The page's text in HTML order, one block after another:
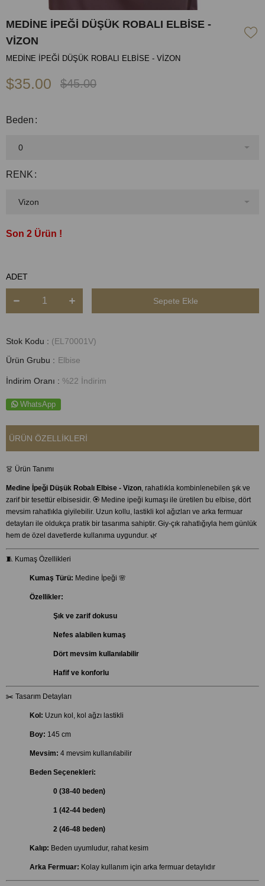
MEDİNE İPEĞİ DÜŞÜK ROBALI ELBİSE -
VİZON
MEDİNE İPEĞİ DÜŞÜK ROBALI ELBİSE - VİZON
$45.00
$35.00
Beden
RENK
2
ADET
Stok Kodu
(EL70001V)
Ürün Grubu : Elbise
İndirim Oranı : %22 İndirim
WhatsApp
ÜRÜN ÖZELLIKLERI
👗 Ürün Tanımı
Medine İpeği Düşük Robalı Elbise - Vizon, rahatlıkla kombinlenebilen şık ve
zarif bir tesettür elbisesidir. 🏵️ Medine ipeği kumaşı ile üretilen bu elbise, dört
mevsim rahatlıkla giyilebilir. Uzun kollu, lastikli kol ağızları ve arka fermuar
detayları ile oldukça pratik bir tasarıma sahiptir. Giy-çık rahatlığıyla hem günlük
hem de özel davetlerde kullanıma uygundur. 🌿
🧵 Kumaş Özellikleri
Kumaş Türü: Medine İpeği 🌸
Özellikler:
Şık ve zarif dokusu
Nefes alabilen kumaş
Dört mevsim kullanılabilir
Hafif ve konforlu
✂️ Tasarım Detayları
Kol: Uzun kol, kol ağzı lastikli
Boy: 145 cm
Mevsim: 4 mevsim kullanılabilir
Beden Seçenekleri:
0 (38-40 beden)
1 (42-44 beden)
2 (46-48 beden)
Kalıp: Beden uyumludur, rahat kesim
Arka Fermuar: Kolay kullanım için arka fermuar detaylıdır